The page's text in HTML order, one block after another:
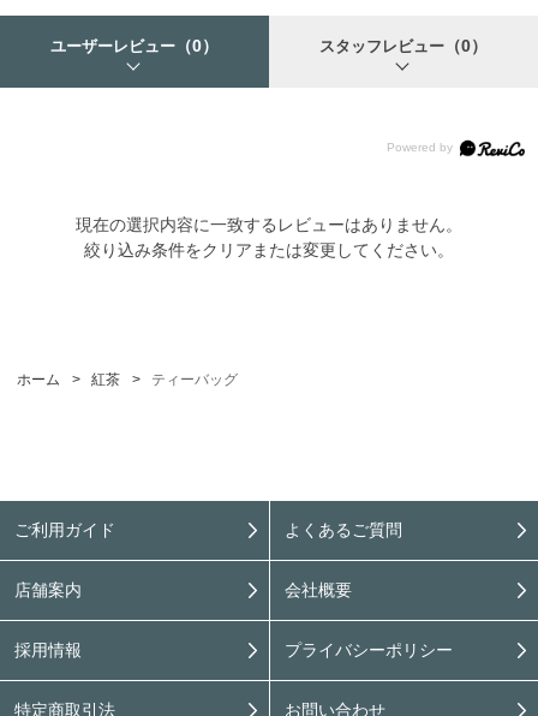
ユーザーレビュー （0） スタッフレビュー （0）
現在の選択内容に一致するレビューはありません。
絞り込み条件をクリアまたは変更してください。
ホーム > 紅茶 > ティーバッグ
ご利用ガイド よくあるご質問
店舗案内 会社概要
採用情報 プライバシーポリシー
特定商取引法 お問い合わせ